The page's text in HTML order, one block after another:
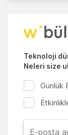
Teknoloji
Neleri size
Günlük